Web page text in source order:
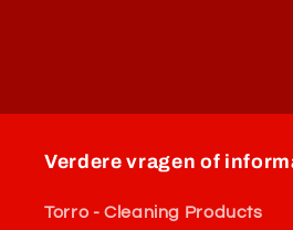
Verdere vragen of
Torro - Cleaning Products